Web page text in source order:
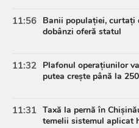
11:56 Banii populației, curtați
dobânzi oferă statul
11:32 Plafonul operațiunilor
putea crește până la
11:31 Taxă la pernă în
temelii sistemul aplicat